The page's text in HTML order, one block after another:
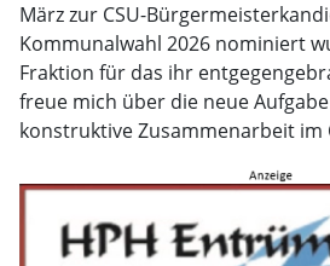
März zur CSU-
Kommunalwahl 2026 nominiert
Fraktion für das ihr
freue mich über die neue
konstruktive Zusammenarbeit im